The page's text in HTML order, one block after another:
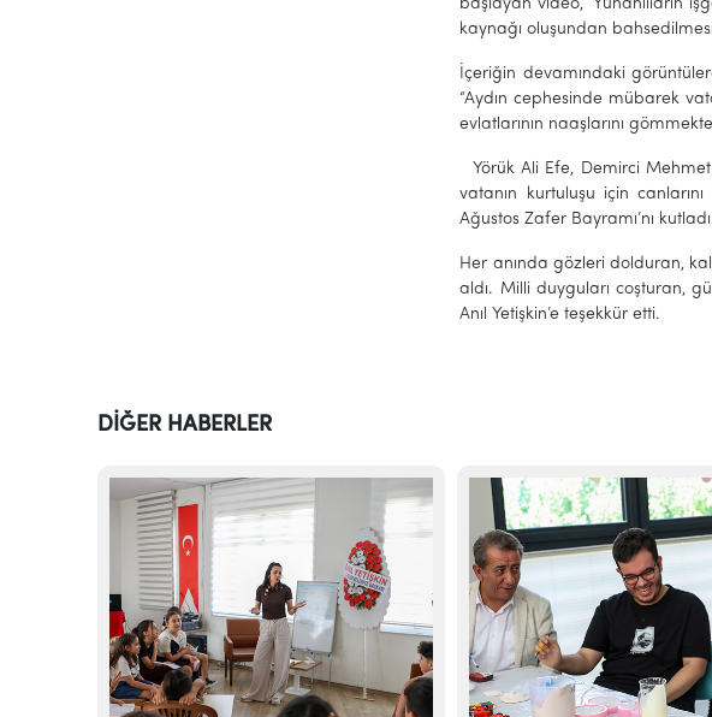
başlayan video, Yunanlıların
kaynağı oluşundan
İçeriğin devamındaki
“Aydın cephesinde mübarek
evlatlarının naaşlarını
Yörük Ali Efe, Demirci
vatanın kurtuluşu için
Ağustos Zafer Bayramı’nı
Her anında gözleri dolduran,
aldı. Milli duyguları coşturan,
Anıl Yetişkin’e teşekkür etti.
DİĞER HABERLER